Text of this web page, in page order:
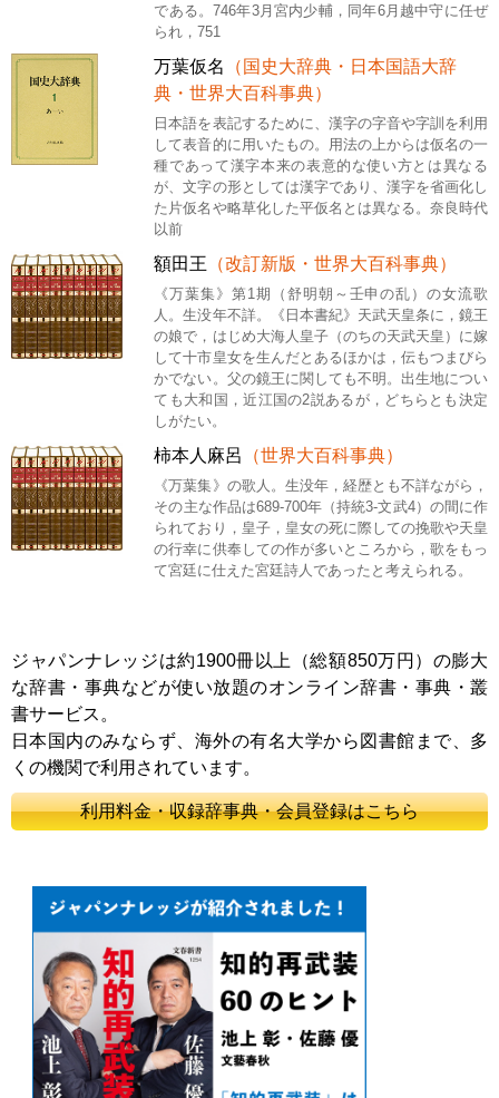
である。746年3月宮内少輔，同年6月越中守に任ぜ
られ，751
万葉仮名
（国史大辞典・日本国語大辞
典・世界大百科事典）
日本語を表記するために、漢字の字音や字訓を利用
して表音的に用いたもの。用法の上からは仮名の一
種であって漢字本来の表意的な使い方とは異なる
が、文字の形としては漢字であり、漢字を省画化し
た片仮名や略草化した平仮名とは異なる。奈良時代
以前
額田王 （改訂新版・世界大百科事典）
《万葉集》第1期（舒明朝～壬申の乱）の女流歌
人。生没年不詳。《日本書紀》天武天皇条に，鏡王
の娘で，はじめ大海人皇子（のちの天武天皇）に嫁
して十市皇女を生んだとあるほかは，伝もつまびら
かでない。父の鏡王に関しても不明。出生地につい
ても大和国，近江国の2説あるが，どちらとも決定
しがたい。
柿本人麻呂 （世界大百科事典）
《万葉集》の歌人。生没年，経歴とも不詳ながら，
その主な作品は689-700年（持統3-文武4）の間に作
られており，皇子，皇女の死に際しての挽歌や天皇
の行幸に供奉しての作が多いところから，歌をもっ
て宮廷に仕えた宮廷詩人であったと考えられる。
ジャパンナレッジは約1900冊以上（総額850万円）の膨大
な辞書・事典などが使い放題のオンライン辞書・事典・叢
書サービス。
日本国内のみならず、海外の有名大学から図書館まで、多
くの機関で利用されています。
利用料金・収録辞事典・会員登録はこちら